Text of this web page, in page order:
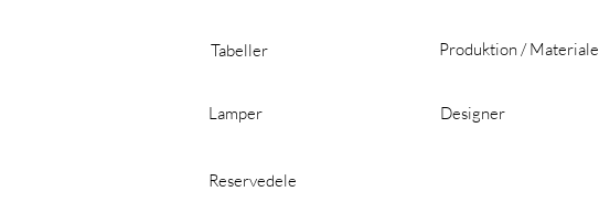
Tabeller Produktion / Materiale
Lamper Designer
Reservedele